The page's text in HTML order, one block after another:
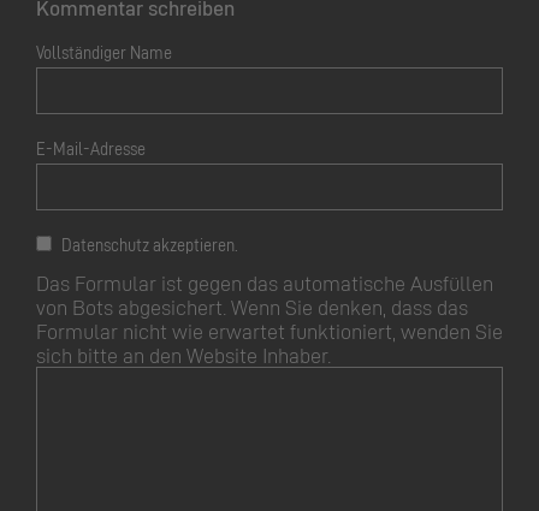
Akzeptieren
powered by
Kommentar schreiben
Vollständiger Name
E-Mail-Adresse
Datenschutz akzeptieren.
Das Formular ist gegen das automatische Ausfüllen
von Bots abgesichert. Wenn Sie denken, dass das
Formular nicht wie erwartet funktioniert, wenden Sie
sich bitte an den Website Inhaber.